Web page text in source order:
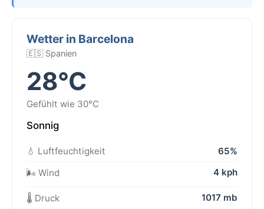
Wetter in Barcelona
🇪🇸 Spanien
28°C
Gefühlt wie 30°C
Sonnig
💧 Luftfeuchtigkeit
65%
🌬️ Wind
4 kph
🌡️ Druck 1017 mb